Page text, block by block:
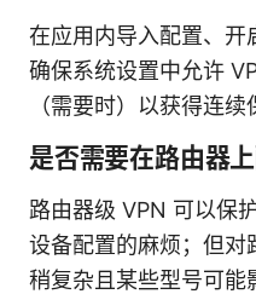
在应用内导入配置、开
确保系统设置中允许
（需要时）以获得连续
是否需要在路由器
路由器级 VPN 可以保
设备配置的麻烦；但对
稍复杂且某些型号可能